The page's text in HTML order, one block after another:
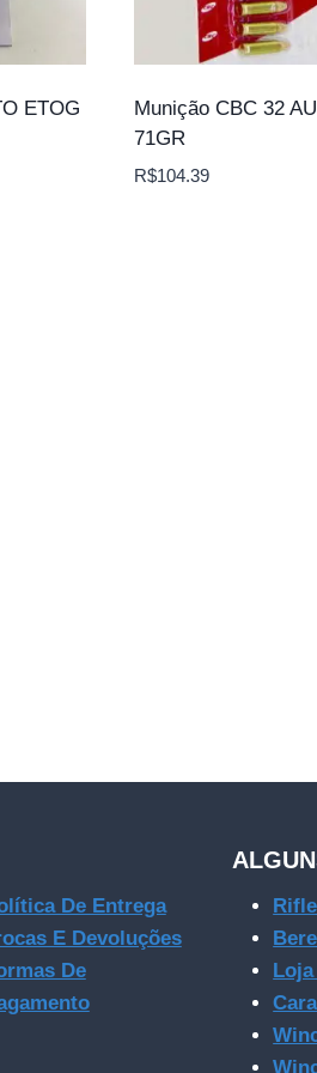
ETOG
Munição CBC 32
71GR
R$104.39
De Entrega
E Devoluções
De